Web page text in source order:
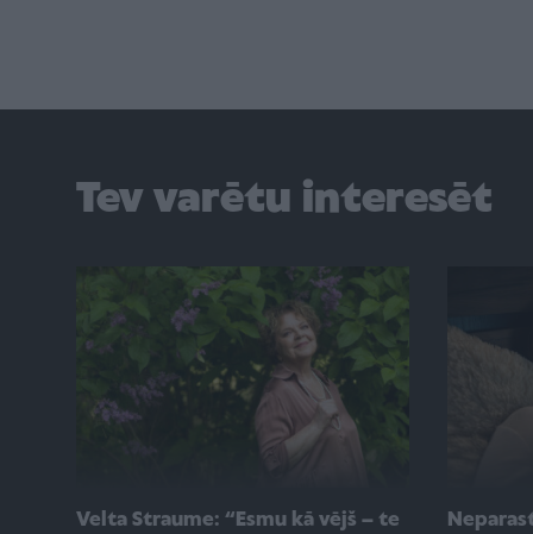
Tev varētu interesēt
Velta Straume: “Esmu kā vējš – te